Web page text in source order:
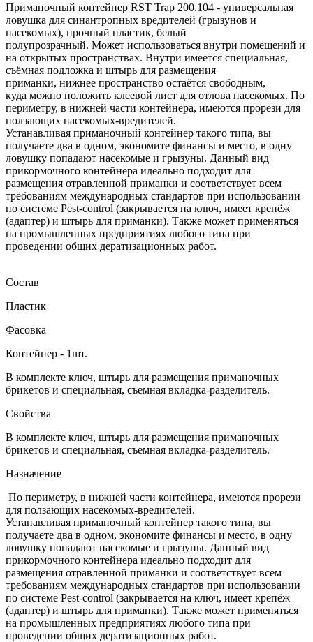
Приманочный контейнер RST Trap 200.104 - универсальная
ловушка для синантропных вредителей (грызунов и
насекомых), прочный пластик, белый
полупрозрачный. Может использоваться внутри помещений и
на открытых пространствах. Внутри имеется специальная,
съёмная подложка и штырь для размещения
приманки, нижнее пространство остаётся свободным,
куда можно положить клеевой лист для отлова насекомых. По
периметру, в нижней части контейнера, имеются прорези для
ползающих насекомых-вредителей.
Устанавливая приманочный контейнер такого типа, вы
получаете два в одном, экономите финансы и место, в одну
ловушку попадают насекомые и грызуны. Данный вид
прикормочного контейнера идеально подходит для
размещения отравленной приманки и соответствует всем
требованиям международных стандартов при использовании
по системе Pest-control (закрывается на ключ, имеет крепёж
(адаптер) и штырь для приманки). Также может применяться
на промышленных предприятиях любого типа при
проведении общих дератизационных работ.
Состав
Пластик
Фасовка
Контейнер - 1шт.
В комплекте ключ, штырь для размещения приманочных
брикетов и специальная, съемная вкладка-разделитель.
Свойства
В комплекте ключ, штырь для размещения приманочных
брикетов и специальная, съемная вкладка-разделитель.
Назначение
По периметру, в нижней части контейнера, имеются прорези
для ползающих насекомых-вредителей.
Устанавливая приманочный контейнер такого типа, вы
получаете два в одном, экономите финансы и место, в одну
ловушку попадают насекомые и грызуны. Данный вид
прикормочного контейнера идеально подходит для
размещения отравленной приманки и соответствует всем
требованиям международных стандартов при использовании
по системе Pest-control (закрывается на ключ, имеет крепёж
(адаптер) и штырь для приманки). Также может применяться
на промышленных предприятиях любого типа при
проведении общих дератизационных работ.